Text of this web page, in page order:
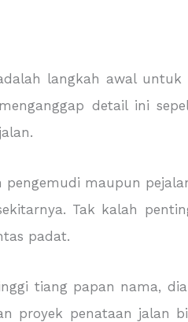
langkah awal
detail ini
maupun
Tak kalah
padat.
tiang papan nama,
proyek penataan jalan